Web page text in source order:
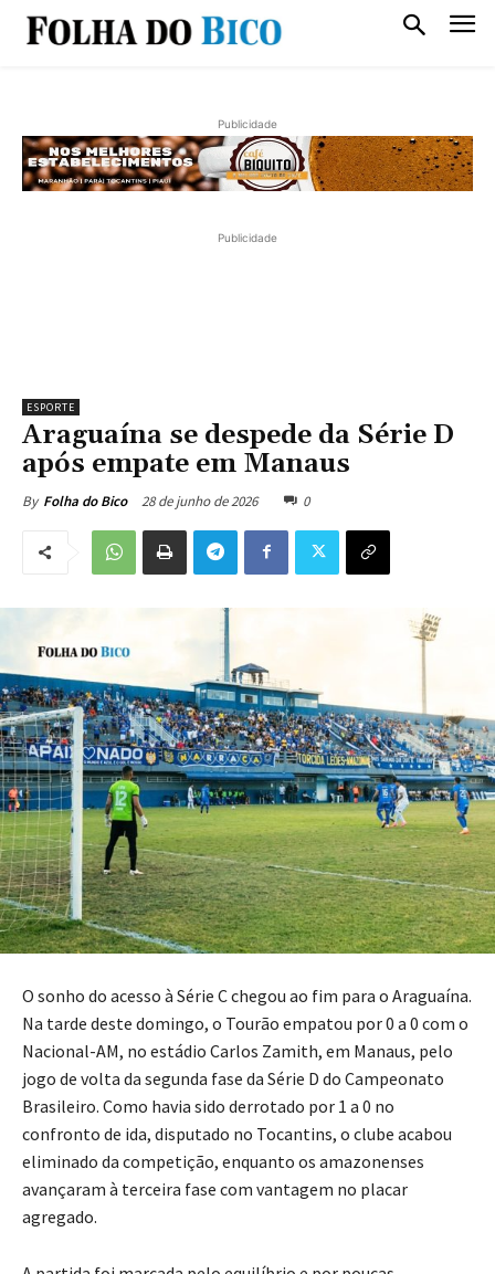
Publicidade
Publicidade
ESPORTE
Araguaína se despede da Série D
após empate em Manaus
By Folha do Bico 28 de junho de 2026 0
O sonho do acesso à Série C chegou ao fim para o Araguaína.
Na tarde deste domingo, o Tourão empatou por 0 a 0 com o
Nacional-AM, no estádio Carlos Zamith, em Manaus, pelo
jogo de volta da segunda fase da Série D do Campeonato
Brasileiro. Como havia sido derrotado por 1 a 0 no
confronto de ida, disputado no Tocantins, o clube acabou
eliminado da competição, enquanto os amazonenses
avançaram à terceira fase com vantagem no placar
agregado.